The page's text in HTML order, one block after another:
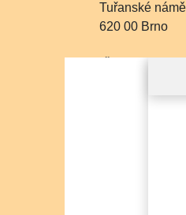
Tuřanské
620 00 Brno